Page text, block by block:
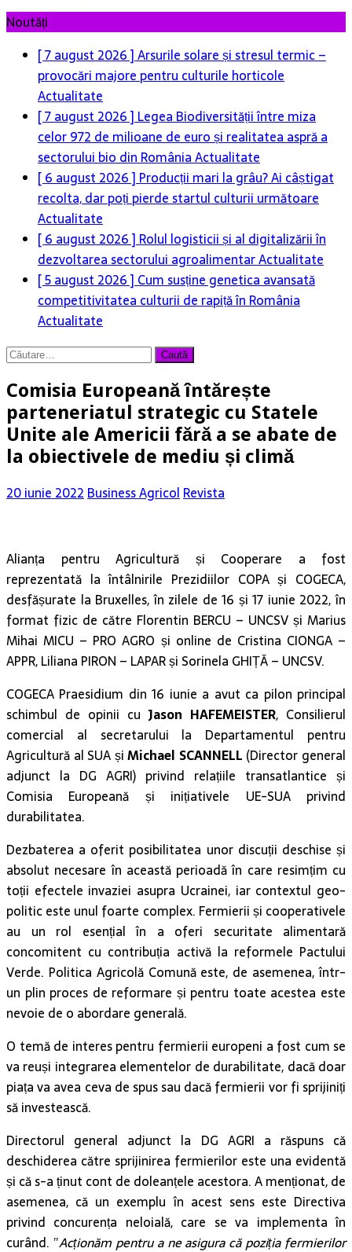
Noutăți
[ 7 august 2026 ]Arsurile solare și stresul termic –
provocări majore pentru culturile horticole
Actualitate
[ 7 august 2026 ] Legea Biodiversității între miza
celor 972 de milioane de euro și realitatea aspră a
sectorului bio din RomâniaActualitate
[ 6 august 2026 ] Producții mari la grâu? Ai câștigat
recolta, dar poți pierde startul culturii următoare
Actualitate
[ 6 august 2026 ] Rolul logisticii și al digitalizării în
dezvoltarea sectorului agroalimentarActualitate
[ 5 august 2026 ] Cum susține genetica avansată
competitivitatea culturii de rapiță în România
Actualitate
Caută
Comisia Europeană întărește
parteneriatul strategic cu Statele
Unite ale Americii fără a se abate de
la obiectivele de mediu și climă
20 iunie 2022Business AgricolRevista
Alianța pentru Agricultură și Cooperare a fost
reprezentată la întâlnirile Prezidiilor COPA și COGECA,
desfășurate la Bruxelles, în zilele de 16 și 17 iunie 2022, în
format fizic de către Florentin BERCU – UNCSV și Marius
Mihai MICU – PRO AGRO și online de Cristina CIONGA –
APPR, Liliana PIRON – LAPAR și Sorinela GHIȚĂ – UNCSV.
COGECA Praesidium din 16 iunie a avut ca pilon principal
schimbul de opinii cuJason HAFEMEISTER, Consilierul
comercial al secretarului la Departamentul pentru
Agricultură al SUA șiMichael SCANNELL (Director general
adjunct la DG AGRI) privind relațiile transatlantice și
Comisia Europeană și inițiativele UE-SUA privind
durabilitatea.
Dezbaterea a oferit posibilitatea unor discuții deschise și
absolut necesare în această perioadă în care resimțim cu
toții efectele invaziei asupra Ucrainei, iar contextul geo-
politic este unul foarte complex. Fermierii și cooperativele
au un rol esențial în a oferi securitate alimentară
concomitent cu contribuția activă la reformele Pactului
Verde. Politica Agricolă Comună este, de asemenea, într-
un plin proces de reformare și pentru toate acestea este
nevoie de o abordare generală.
O temă de interes pentru fermierii europeni a fost cum se
va reuși integrarea elementelor de durabilitate, dacă doar
piața va avea ceva de spus sau dacă fermierii vor fi sprijiniți
să investească.
Directorul general adjunct la DG AGRI a răspuns că
deschiderea către sprijinirea fermierilor este una evidentă
și că s-a ținut cont de doleanțele acestora. A menționat, de
asemenea, că un exemplu în acest sens este Directiva
privind concurența neloială, care se va implementa în
curând. ”Acționăm pentru a ne asigura că poziția fermierilor